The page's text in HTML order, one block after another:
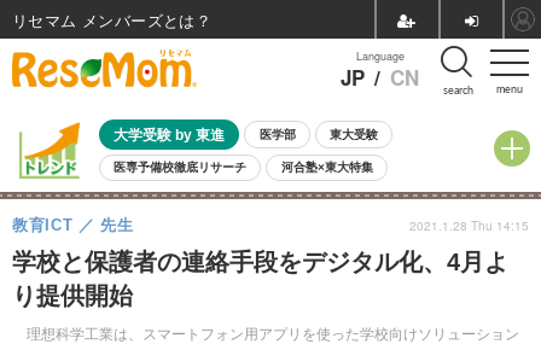
menu
Language
JP / CN search
大学受験 by 東進 医学部 東大受験
医専予備校徹底リサーチ 河合塾×東大特集
親子で考える大学選び 高校受験 中学受験 小学校受験
共通テスト 夏休み
8月開催イベント・WS 全国公立高校 過去問 人気記事
自由研究教材（小学生向け）
学校と保護者の連絡手段をデジタル化、4月よ
り提供開始
理想科学工業は、スマートフォン用アプリを使った学校向けソリューション
教育ICT 先生 2021.1.28 Thu 14:15
リセマム メンバーズ